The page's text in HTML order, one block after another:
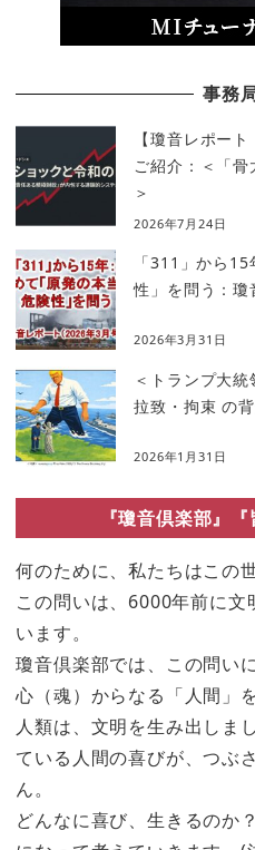
事務
【瓊音レポー
ご紹介：＜「骨
＞
2026年7月24日
「311」から
性」を問う：瓊
2026年3月31日
＜トランプ大
拉致・拘束 の
2026年1月31日
『瓊音倶楽部』
何のために、私たちはこの
この問いは、6000年前に文
います。
瓊音倶楽部では、この問い
心（魂）からなる「人間」
人類は、文明を生み出しま
ている人間の喜びが、つぶ
ん。
どんなに喜び、生きるのか